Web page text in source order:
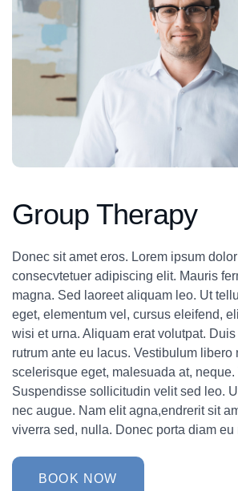
Group Therapy
Donec sit amet eros. Lorem ipsum
consecvtetuer adipiscing elit. Mauris
magna. Sed laoreet aliquam leo. Ut
eget, elementum vel, cursus eleifend,
wisi et urna. Aliquam erat volutpat.
rutrum ante eu lacus. Vestibulum libero
scelerisque eget, malesuada at,
Suspendisse sollicitudin velit sed leo.
nec augue. Nam elit agna,endrerit sit
viverra sed, nulla. Donec porta diam eu
BOOK NOW